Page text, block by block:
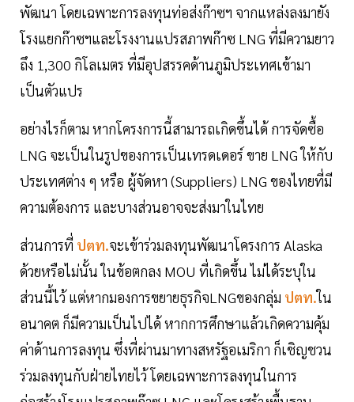
พัฒนา โดยเฉพาะการลงทุนท่อส่งก๊าซฯ จากแหล่งลงมายัง
โรงแยกก๊าซฯและโรงงานแปรสภาพก๊าซ LNG ที่มีความยาว
ถึง 1,300 กิโลเมตร ที่มีอุปสรรคด้านภูมิประเทศเข้ามา
เป็นตัวแปร
อย่างไรก็ตาม หากโครงการนี้สามารถเกิดขึ้นได้ การจัดซื้อ
LNG จะเป็นในรูปของการเป็นเทรดเดอร์ ขาย LNG ให้กับ
ประเทศต่าง ๆ หรือ ผู้จัดหา (Suppliers) LNG ของไทยที่มี
ความต้องการ และบางส่วนอาจจะส่งมาในไทย
ส่วนการที่ ปตท.จะเข้าร่วมลงทุนพัฒนาโครงการ Alaska
ด้วยหรือไม่นั้น ในข้อตกลง MOU ที่เกิดขึ้น ไม่ได้ระบุใน
ส่วนนี้ไว้ แต่หากมองการขยายธุรกิจLNGของกลุ่ม ปตท.ใน
อนาคต ก็มีความเป็นไปได้ หากการศึกษาแล้วเกิดความคุ้ม
ค่าด้านการลงทุน ซึ่งที่ผ่านมาทางสหรัฐอเมริกา ก็เชิญชวน
ร่วมลงทุนกับฝ่ายไทยไว้ โดยเฉพาะการลงทุนในการ